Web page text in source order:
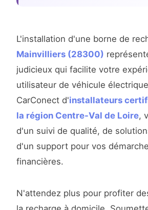
L'installation d'une borne de
Mainvilliers (28300)
judicieux qui facilite votre
utilisateur de véhicule
CarConect d'installateurs
la région Centre-Val de Loire,
d'un suivi de qualité, de
d'un support pour vos
financières.
N'attendez plus pour profiter